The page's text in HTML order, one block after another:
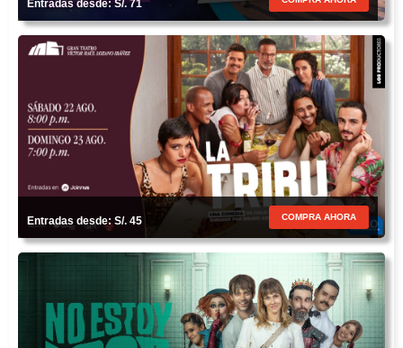
Entradas desde: S/. 71
Entradas desde: S/. 45 COMPRA AHORA